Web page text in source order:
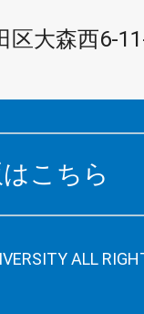
大森西6-
はこちら
ALL